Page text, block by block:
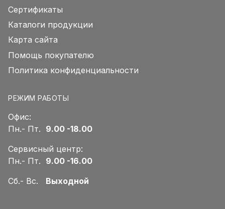
Сертификаты
Каталоги продукции
Карта сайта
Помощь покупателю
Политика конфиденциальности
РЕЖИМ РАБОТЫ
Офис:
Пн.- Пт. 9.00 -18.00
Сервисный центр:
Пн.- Пт. 9.00 -16.00
Сб.- Вс. Выходной